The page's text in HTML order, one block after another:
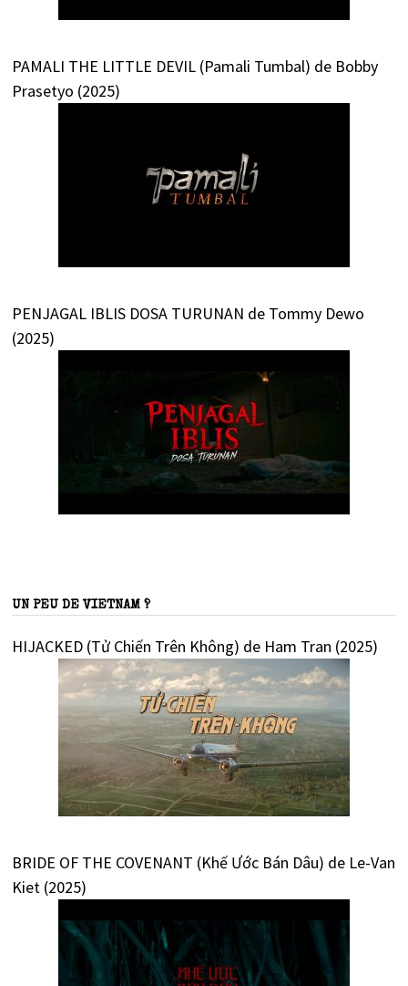
PAMALI THE LITTLE DEVIL (Pamali Tumbal) de Bobby
Prasetyo (2025)
PENJAGAL IBLIS DOSA TURUNAN de Tommy Dewo
(2025)
UN PEU DE VIETNAM ?
HIJACKED (Tử Chiến Trên Không) de Ham Tran (2025)
BRIDE OF THE COVENANT (Khế Ước Bán Dâu) de Le-Van
Kiet (2025)